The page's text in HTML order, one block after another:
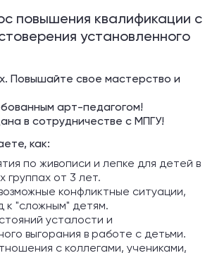
повышения квалификации с
установленного
Повышайте свое мастерство и
арт-педагогом!
в сотрудничестве с МПГУ!
как:
по живописи и лепке для детей в
группах от 3 лет.
конфликтные ситуации,
к "сложным" детям.
усталости и
выгорания в работе с детьми.
с коллегами, учениками,